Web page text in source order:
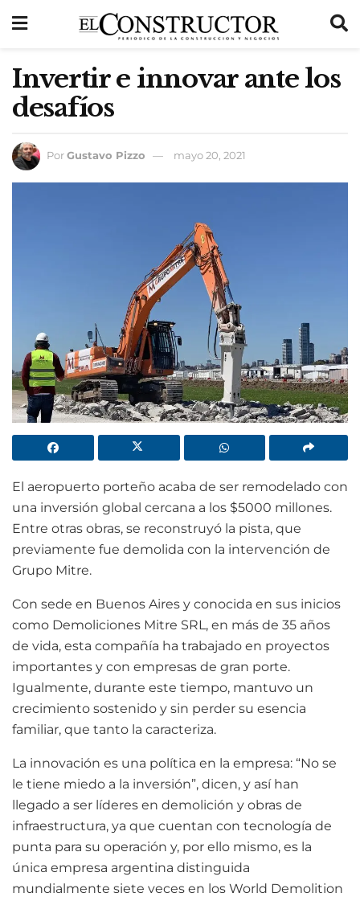
Invertir e innovar ante los
desafíos
PorGustavo Pizzo mayo 20, 2021
El aeropuerto porteño acaba de ser remodelado con
una inversión global cercana a los $5000 millones.
Entre otras obras, se reconstruyó la pista, que
previamente fue demolida con la intervención de
Grupo Mitre.
Con sede en Buenos Aires y conocida en sus inicios
como Demoliciones Mitre SRL, en más de 35 años
de vida, esta compañía ha trabajado en proyectos
importantes y con empresas de gran porte.
Igualmente, durante este tiempo, mantuvo un
crecimiento sostenido y sin perder su esencia
familiar, que tanto la caracteriza.
La innovación es una política en la empresa: “No se
le tiene miedo a la inversión”, dicen, y así han
llegado a ser líderes en demolición y obras de
infraestructura, ya que cuentan con tecnología de
punta para su operación y, por ello mismo, es la
única empresa argentina distinguida
mundialmente siete veces en los World Demolition